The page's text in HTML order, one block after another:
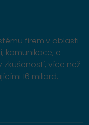
firem v oblasti
komunikace, e-
více než
16 miliard.